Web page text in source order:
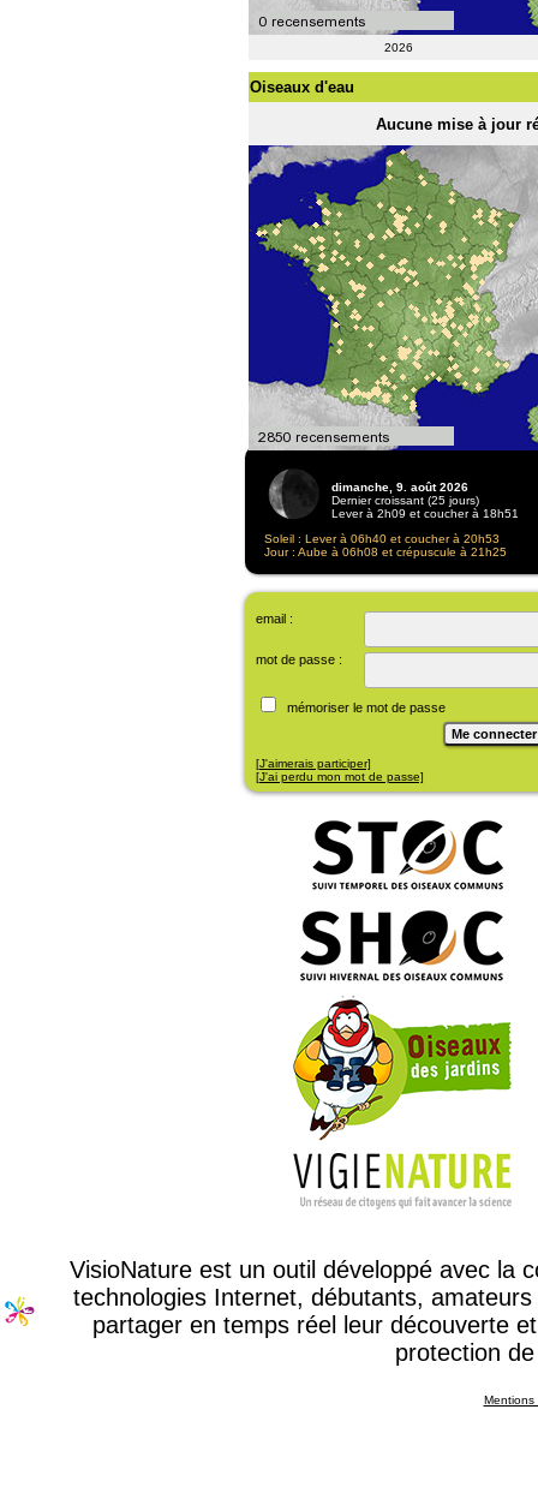
2026
Oiseaux d'eau
Aucune mise à jour
dimanche, 9. août 2026
Dernier croissant (25 jours)
Lever à 2h09 et coucher à 18h51
Soleil : Lever à 06h40 et coucher à 20h53
Jour : Aube à 06h08 et crépuscule à 21h25
email :
mot de passe :
mémoriser le mot de passe
[J'aimerais participer]
[J'ai perdu mon mot de passe]
VisioNature est un outil développé avec la
technologies Internet, débutants,
partager en temps réel leur découverte
protection